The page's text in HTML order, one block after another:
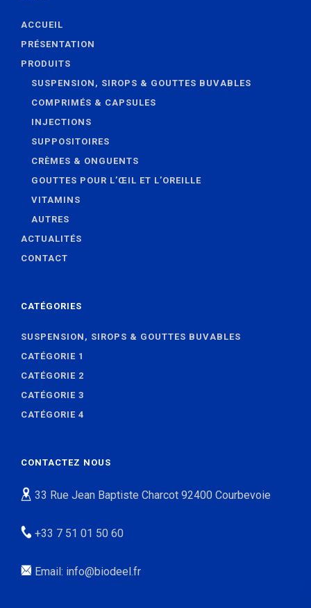
ACCUEIL
PRÉSENTATION
PRODUITS
SUSPENSION, SIROPS & GOUTTES BUVABLES
COMPRIMÉS & CAPSULES
INJECTIONS
SUPPOSITOIRES
CRÈMES & ONGUENTS
GOUTTES POUR L’ŒIL ET L’OREILLE
VITAMINS
AUTRES
ACTUALITÉS
CONTACT
CATÉGORIES
SUSPENSION, SIROPS & GOUTTES BUVABLES
CATÉGORIE 1
CATÉGORIE 2
CATÉGORIE 3
CATÉGORIE 4
CONTACTEZ NOUS
33 Rue Jean Baptiste Charcot 92400 Courbevoie
+33 7 51 01 50 60
Email: info@biodeel.fr